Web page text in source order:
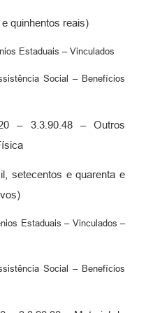
quinhentos reais)
Estaduais – Vinculados
Social – Benefícios
– 3.3.90.48 – Outros
setecentos e quarenta e
Estaduais – Vinculados –
Social – Benefícios